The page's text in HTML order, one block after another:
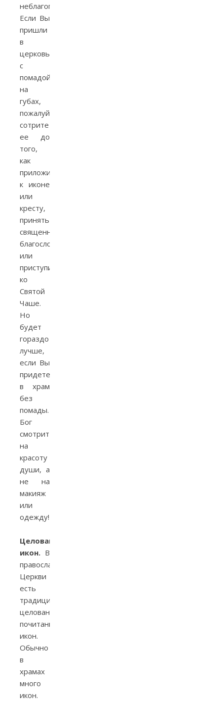
неблагоговейно.
Если Вы
пришли
в
церковь
с
помадой
на
губах,
пожалуйста,
сотрите
ее до
того,
как
приложиться
к иконе
или
кресту,
принять
священническое
благословение
или
приступить
ко
Святой
Чаше.
Но
будет
гораздо
лучше,
если Вы
придете
в храм
без
помады.
Бог
смотрит
на
красоту
души, а
не на
макияж
или
одежду!
Целование
икон. В
православной
Церкви
есть
традиция
целования,
почитания
икон.
Обычно
в
храмах
много
икон.